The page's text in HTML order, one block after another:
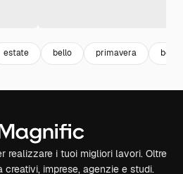
estate bello primavera bello
realizzare i tuoi migliori lavori. Oltre
creativi, imprese, agenzie e studi.